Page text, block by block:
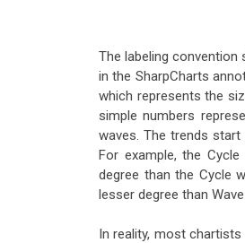
The labeling convention
in the SharpCharts
which represents the
simple numbers
waves. The trends
For example, the
degree than the Cycle
lesser degree than
In reality, most